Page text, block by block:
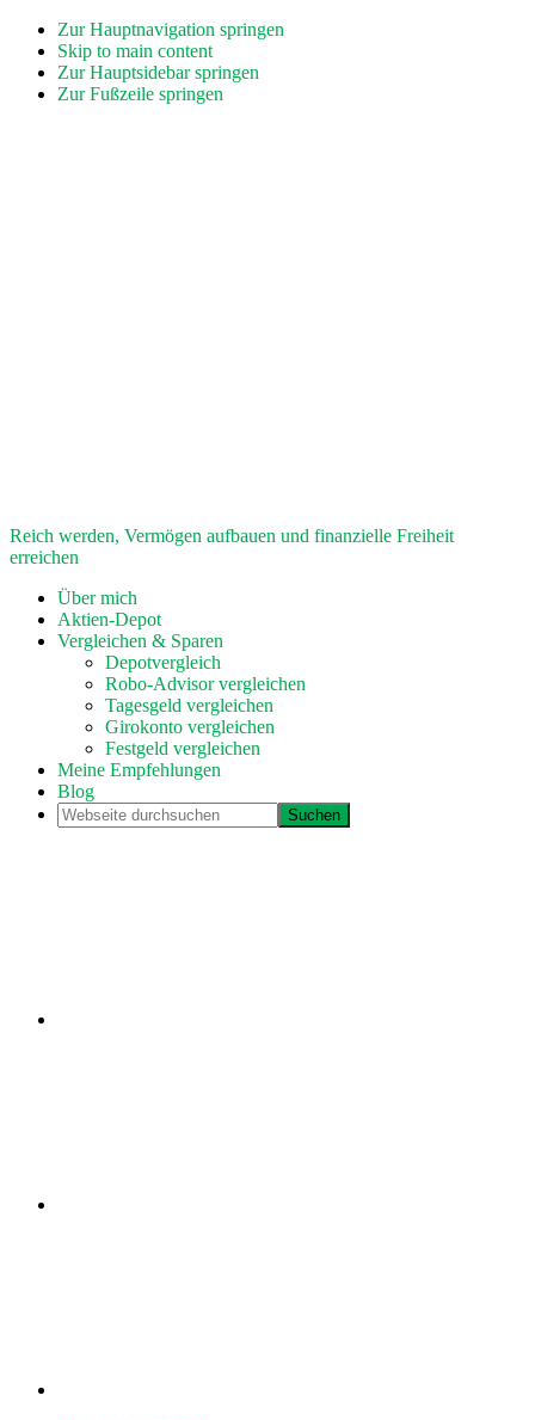
Zur Hauptnavigation springen
Skip to main content
Zur Hauptsidebar springen
Zur Fußzeile springen
Reich werden, Vermögen aufbauen und finanzielle Freiheit
erreichen
Über mich
Aktien-Depot
Vergleichen & Sparen
Depotvergleich
Robo-Advisor vergleichen
Tagesgeld vergleichen
Girokonto vergleichen
Festgeld vergleichen
Meine Empfehlungen
Blog
Webseite
durchsuchen